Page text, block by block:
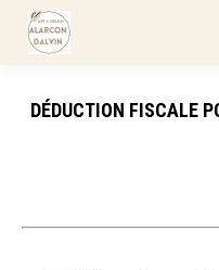
DÉDUCTION FISCALE